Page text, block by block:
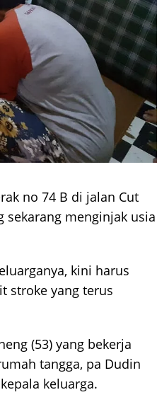
no 74 B di jalan Cut
sekarang menginjak usia
kini harus
stroke yang terus
(53) yang bekerja
tangga, pa Dudin
keluarga.